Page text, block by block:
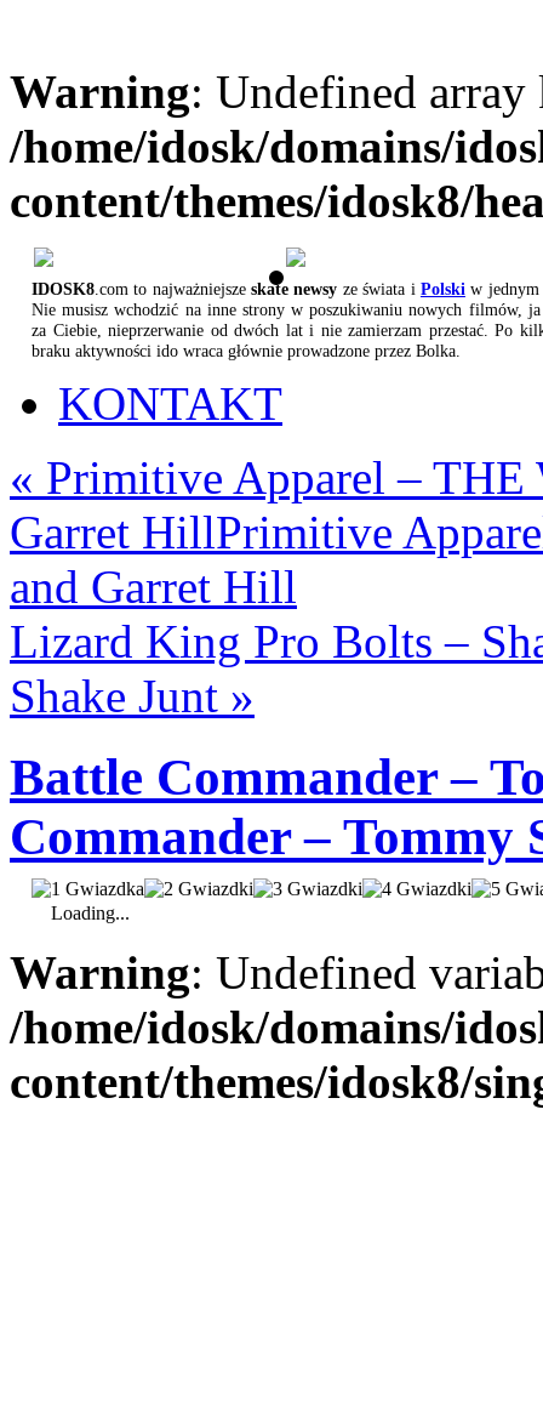
Warning: Undefined
/home/idosk/domains/
content/themes/idosk8/
IDOSK8 .com to najważniejszeskate newsy ze świata i Polski w jednym
Nie musisz wchodzić na inne strony w poszukiwaniu nowych filmów,
za Ciebie, nieprzerwanie od dwóch lat i nie zamierzam przestać. Po
braku aktywności ido wraca głównie prowadzone przez Bolka.
KONTAKT
« Primitive Apparel – THE
Garret HillPrimitive
and Garret Hill
Lizard King Pro Bolts –
Shake Junt »
Battle Commander –
Commander – Tommy
Loading...
Warning: Undefined
/home/idosk/domains/
content/themes/idosk8/